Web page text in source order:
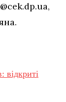
,
відкриті